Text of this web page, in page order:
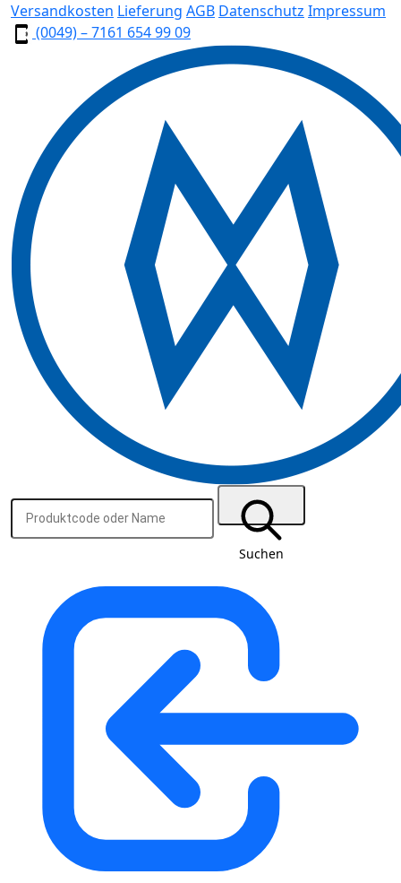
Versandkosten Lieferung AGB Datenschutz Impressum
(0049) – 7161 654 99 09
Suchen